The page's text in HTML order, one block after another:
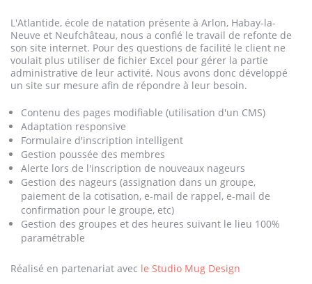
L'Atlantide, école de natation présente à Arlon, Habay-la-
Neuve et Neufchâteau, nous a confié le travail de refonte de
son site internet. Pour des questions de facilité le client ne
voulait plus utiliser de fichier Excel pour gérer la partie
administrative de leur activité. Nous avons donc développé
un site sur mesure afin de répondre à leur besoin.
Contenu des pages modifiable (utilisation d'un CMS)
Adaptation responsive
Formulaire d'inscription intelligent
Gestion poussée des membres
Alerte lors de l'inscription de nouveaux nageurs
Gestion des nageurs (assignation dans un groupe,
paiement de la cotisation, e-mail de rappel, e-mail de
confirmation pour le groupe, etc)
Gestion des groupes et des heures suivant le lieu 100%
paramétrable
Réalisé en partenariat avec le Studio Mug Design